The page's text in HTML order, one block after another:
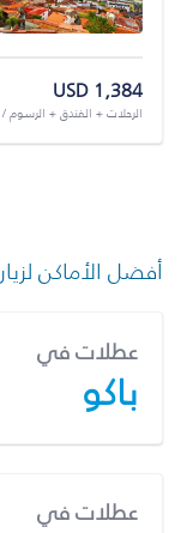
USD 1,384
الرحلات + الفندق +
أفضل الأماكن
عطلات في
باكو
عطلات في